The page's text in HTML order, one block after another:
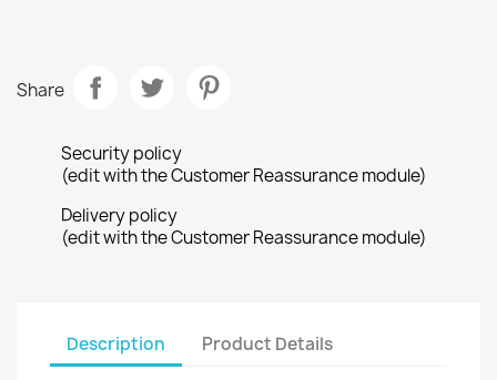
Share
Security policy
(edit with the Customer Reassurance module)
Delivery policy
(edit with the Customer Reassurance module)
Description Product Details